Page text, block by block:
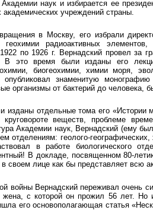
Академии наук и избирается ее
академических учреждений страны.
в Москву, его избрали
радиоактивных
по 1926 г. Вернадский провел за
В это время были изданы его
биогеохимии, химии моря,
опубликовал знаменитую
организмы от бактерий до человека,
изданы отдельные тома его «Истории
веществ, проблеме
Академии наук, Вернадский (ему
отделениям: геолого-
в работе биологического
В докладе, посвященном 80-
своем лице как бы представляет всю
войны Вернадский переживал очень
жена, с которой он прожил 56 лет.
его основополагающая статья